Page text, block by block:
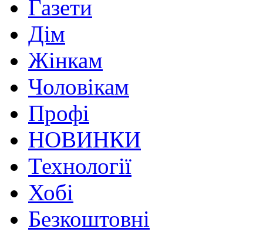
Газети
Дім
Жінкам
Чоловікам
Профі
НОВИНКИ
Технології
Хобі
Безкоштовні